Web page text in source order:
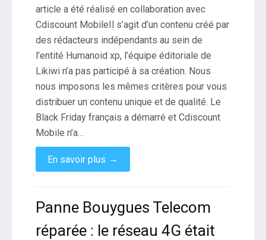
article a été réalisé en collaboration avec
Cdiscount MobileIl s’agit d’un contenu créé par
des rédacteurs indépendants au sein de
l’entité Humanoid xp, l’équipe éditoriale de
Likiwi n’a pas participé à sa création. Nous
nous imposons les mêmes critères pour vous
distribuer un contenu unique et de qualité. Le
Black Friday français a démarré et Cdiscount
Mobile n’a…
En savoir plus →
Panne Bouygues Telecom
réparée : le réseau 4G était